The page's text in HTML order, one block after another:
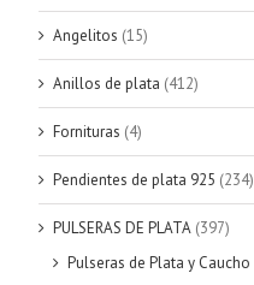
Angelitos (15)
Anillos de plata (412)
Fornituras (4)
Pendientes de plata 925 (234)
PULSERAS DE PLATA (397)
Pulseras de Plata y Caucho